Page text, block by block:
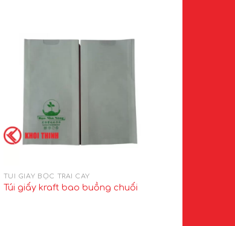
TÚI GIẤY BỌC TRÁI CÂY
Túi giấy kraft bao buồng chuối